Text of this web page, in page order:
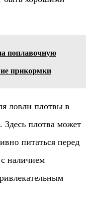
поплавочную
прикормки
ловли плотвы в
Здесь плотва может
питаться перед
наличием